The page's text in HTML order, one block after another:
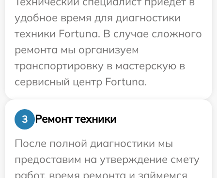
удобное время для диагностики
техники Fortuna. В случае сложного
ремонта мы организуем
транспортировку в мастерскую в
сервисный центр Fortuna.
3
Ремонт техники
После полной диагностики мы
предоставим на утверждение смету
работ, время ремонта и займемся